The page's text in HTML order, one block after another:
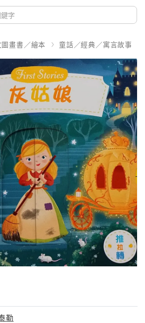
圖畫書／繪本 童話／經典／寓言故事
勒